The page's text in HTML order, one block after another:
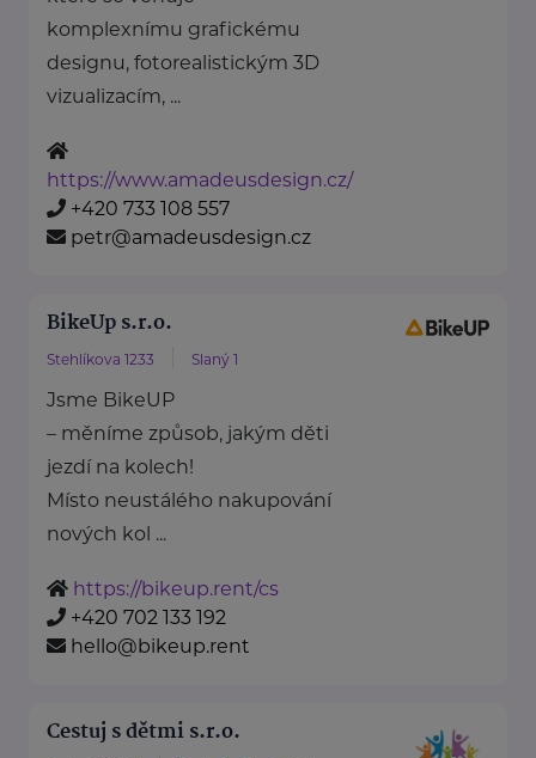
komplexnímu grafickému
designu, fotorealistickým 3D
vizualizacím, ...
https://www.amadeusdesign.cz/
+420 733 108 557
petr@amadeusdesign.cz
BikeUp s.r.o.
Stehlíkova 1233 Slaný 1
Jsme BikeUP
– měníme způsob, jakým děti
jezdí na kolech!
Místo neustálého nakupování
nových kol ...
https://bikeup.rent/cs
+420 702 133 192
hello@bikeup.rent
Cestuj s dětmi s.r.o.